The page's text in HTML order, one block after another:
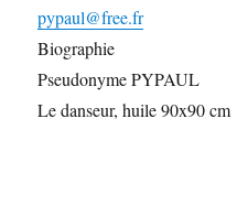
pypaul@free.fr
Biographie
Pseudonyme PYPAUL
Le danseur, huile 90x90 cm